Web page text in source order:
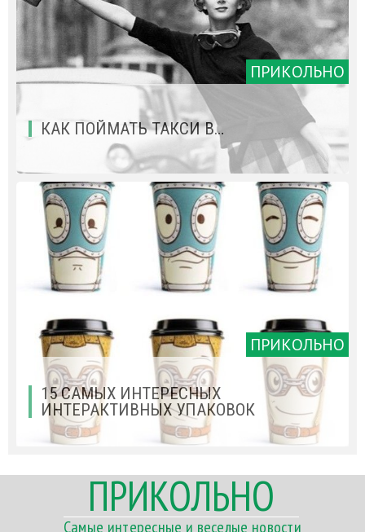
ПРИКОЛЬНО
КАК ПОЙМАТЬ ТАКСИ В…
ПРИКОЛЬНО
15 САМЫХ ИНТЕРЕСНЫХ
ИНТЕРАКТИВНЫХ УПАКОВОК
ПРИКОЛЬНО
Самые интересные и веселые новости